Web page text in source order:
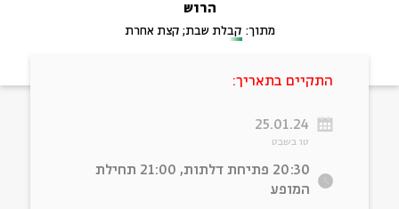
הרוש
מתוך: קבלת שבת; קצת אחרת
התקיים בתאריך:
25.01.24
טו בשבט
20:30 פתיחת דלתות, 21:00 תחילת
המופע
הרשמה